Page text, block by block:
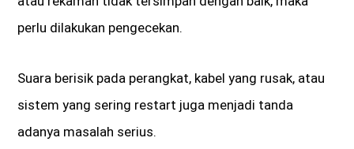
perlu dilakukan pengecekan.
Suara berisik pada perangkat, kabel yang rusak, atau
sistem yang sering restart juga menjadi tanda
adanya masalah serius.